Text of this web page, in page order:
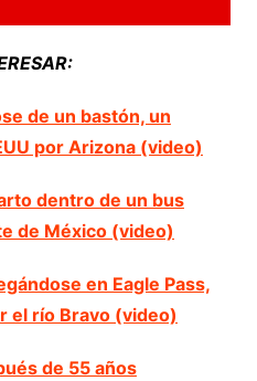
de un bastón, un
por Arizona (video)
dentro de un bus
de México (video)
en Eagle Pass,
el río Bravo (video)
de 55 años